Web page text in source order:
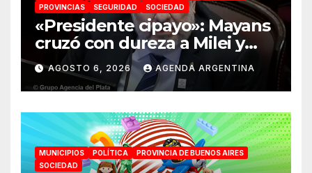
PROVINCIAS
SEGURIDAD SOCIEDAD
«Presidente cipayo»: Mayans
cruzó con dureza a Milei y
advirtió sobre un juicio
político por traición a la
Patria
AGOSTO 6, 2026 AGENDA ARGENTINA
MUNICIPIOS POLÍTICA
PROVINCIA DE BUENOS AIRES
SOCIEDAD